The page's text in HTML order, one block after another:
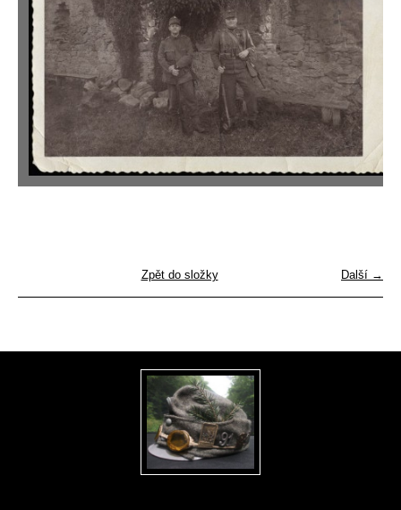
Další →
Zpět do složky